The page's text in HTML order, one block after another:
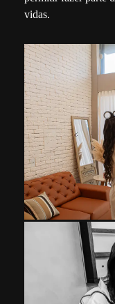
vidas.